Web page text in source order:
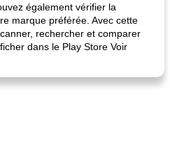
également vérifier la
marque préférée. Avec cette
rechercher et comparer
dans le Play Store Voir